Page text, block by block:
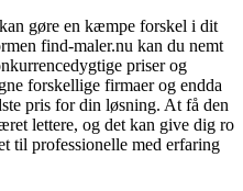
gøre en kæmpe forskel i dit
find-maler.nu kan du nemt
priser og
forskellige firmaer og endda
pris for din løsning. At få den
lettere, og det kan give dig ro
til professionelle med erfaring